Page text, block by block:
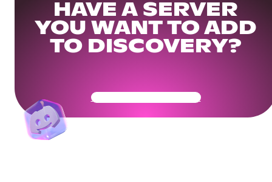
HAVE A SERVER
YOU WANT TO ADD
TO DISCOVERY?
Get Your Community Ready